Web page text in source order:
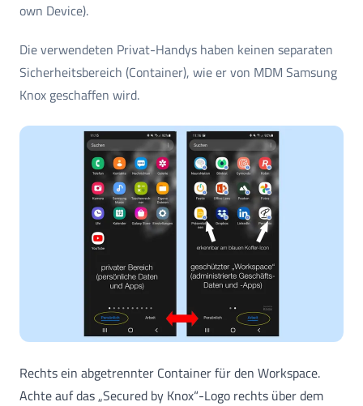
own Device).
Die verwendeten Privat-Handys haben keinen separaten
Sicherheitsbereich (Container), wie er von MDM Samsung
Knox geschaffen wird.
Rechts ein abgetrennter Container für den Workspace.
Achte auf das „Secured by Knox“-Logo rechts über dem